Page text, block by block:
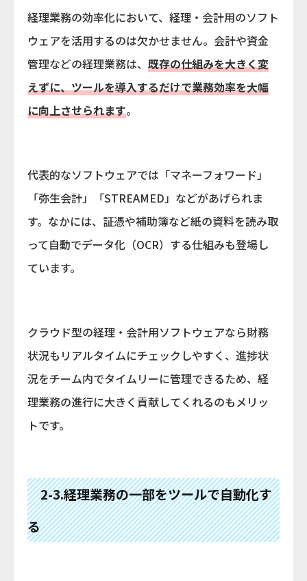
経理業務の効率化において、経理・会計用のソフト
ウェアを活用するのは欠かせません。会計や資金
管理などの経理業務は、既存の仕組みを大きく変
えずに、ツールを導入するだけで業務効率を大幅
に向上させられます。
代表的なソフトウェアでは「マネーフォワード」
「弥生会計」「STREAMED」などがあげられま
す。なかには、証憑や補助簿など紙の資料を読み取
って自動でデータ化（OCR）する仕組みも登場し
ています。
クラウド型の経理・会計用ソフトウェアなら財務
状況もリアルタイムにチェックしやすく、進捗状
況をチーム内でタイムリーに管理できるため、経
理業務の進行に大きく貢献してくれるのもメリッ
トです。
2-3.経理業務の一部をツールで自動化す
る